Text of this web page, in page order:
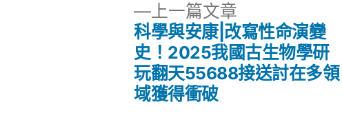
上一篇文章
一
篇
文
科學與安康|改寫性命演變
史！2025我國古生物學研
玩翻天55688接送討在多領
域獲得衝破